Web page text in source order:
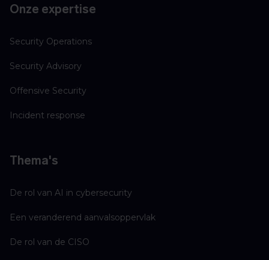
Onze expertise
Security Operations
Security Advisory
Offensive Security
Incident response
Thema's
De rol van AI in cybersecurity
Een veranderend aanvalsoppervlak
De rol van de CISO